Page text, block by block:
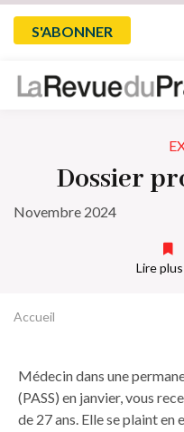
Skip
navigation
Menu
du
l'utilisateur
S'ABONNER
Dossier
Novembre 2024
Lire
Fil
d'Ariane
Accueil
Médecin dans une
(PASS) en janvier, vous
de 27 ans. Elle se plaint en